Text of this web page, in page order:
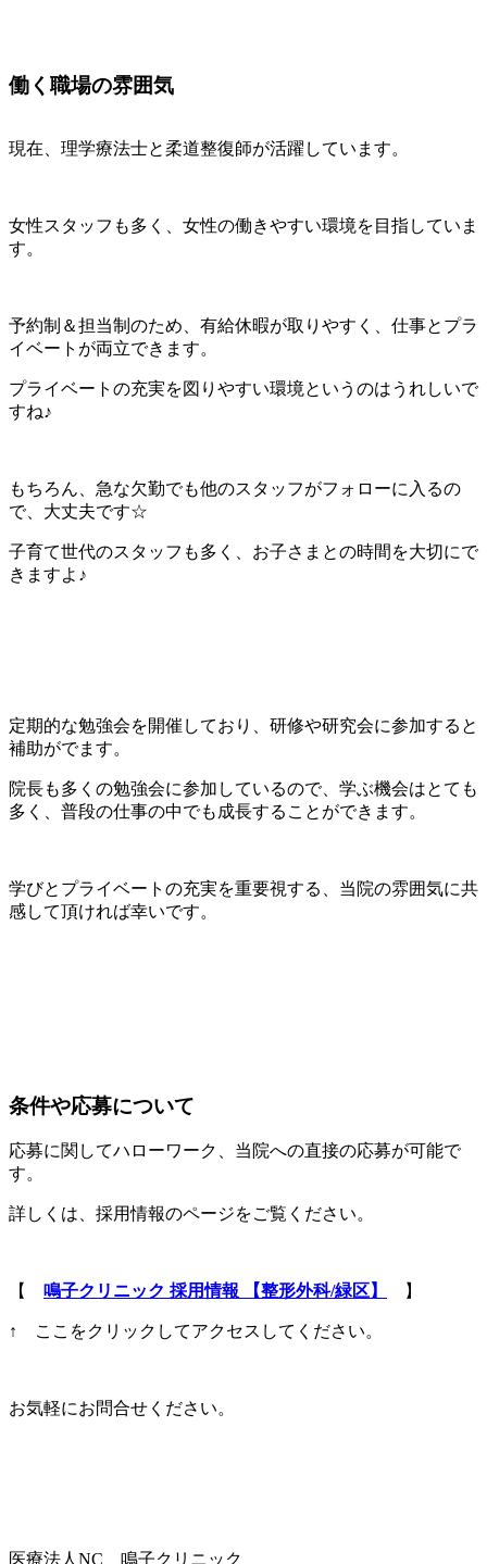
働く職場の雰囲気
現在、理学療法士と柔道整復師が活躍しています。
女性スタッフも多く、女性の働きやすい環境を目指していま
す。
予約制＆担当制のため、有給休暇が取りやすく、仕事とプラ
イベートが両立できます。
プライベートの充実を図りやすい環境というのはうれしいで
すね♪
もちろん、急な欠勤でも他のスタッフがフォローに入るの
で、大丈夫です☆
子育て世代のスタッフも多く、お子さまとの時間を大切にで
きますよ♪
定期的な勉強会を開催しており、研修や研究会に参加すると
補助がでます。
院長も多くの勉強会に参加しているので、学ぶ機会はとても
多く、普段の仕事の中でも成長することができます。
学びとプライベートの充実を重要視する、当院の雰囲気に共
感して頂ければ幸いです。
条件や応募について
応募に関してハローワーク、当院への直接の応募が可能で
す。
詳しくは、採用情報のページをご覧ください。
【 鳴子クリニック 採用情報 【整形外科/緑区】 】
↑ ここをクリックしてアクセスしてください。
お気軽にお問合せください。
医療法人NC 鳴子クリニック